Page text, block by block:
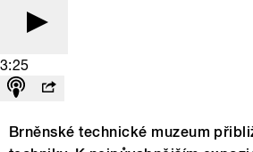
3:25
Brněnské technické muzeum